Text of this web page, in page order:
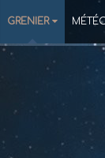
GRENIER